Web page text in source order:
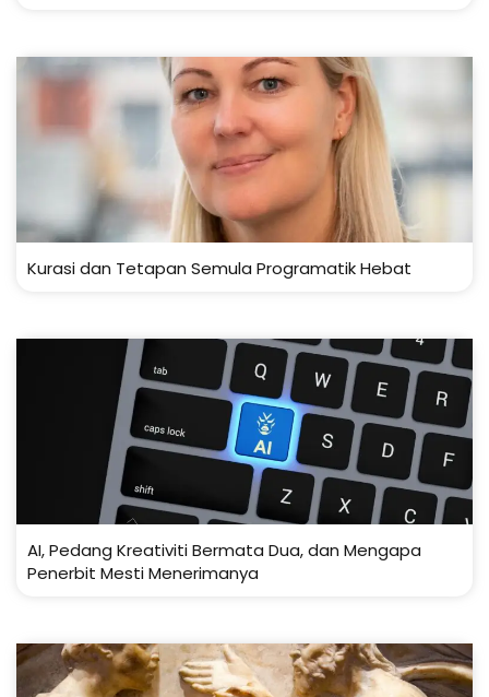
Kurasi dan Tetapan Semula Programatik Hebat
AI, Pedang Kreativiti Bermata Dua, dan Mengapa
Penerbit Mesti Menerimanya